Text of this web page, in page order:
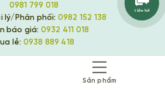
Sản phẩm
0981 799 018
lý/Phân phối: 0982 152 138
báo giá: 0932 411 018
lẻ: 0938 889 418